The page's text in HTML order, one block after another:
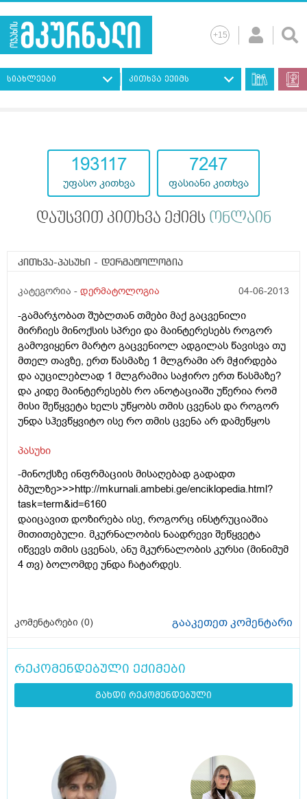
სიახლეები კითხვა ექიმს
193117
უფასო კითხვა
7247
ფასიანი კითხვა
დაუსვით კითხვა ექიმს ონლაინ
კითხვა-პასუხი - დერმატოლოგია
კატეგორია - დერმატოლოგია 04-06-2013
-გამარჯობათ შუბლთან თმები მაქ გაცვენილი
მირჩიეს მინოქსის სპრეი და მაინტერესებს როგორ
გამოვიყენო მარტო გაცვენიოლ ადგილას წავისვა თუ
მთელ თავზე, ერთ წასმაზე 1 მლგრამი არ მჭირდება
და აუცილებლად 1 მლგრამია საჭირო ერთ წასმაზე?
და კიდე მაინტერესებს რო ანოტაციაში უწერია რომ
მისი შეწყვეტა ხელს უწყობს თმის ცვენას და როგორ
უნდა სჰევწყვიტო ისე რო თმის ცვენა არ დამეწყოს
პასუხი
-მინოქსზე ინფრმაციის მისაღებად გადადთ
ბმულზე>>>http://mkurnali.ambebi.ge/enciklopedia.html?
task=term&id=6160
დაიცავით დოზირება ისე, როგორც ინსტრუციაშია
მითითებული. მკურნალობის ნაადრევი შეწყვეტა
იწვევს თმის ცვენას, ანუ მკურნალობის კურსი (მინიმუმ
4 თვ) ბოლომდე უნდა ჩატარდეს.
კომენტარები (0) გააკეთეთ კომენტარი
რეკომენდებული ექიმები
გახდი რეკომენდებული